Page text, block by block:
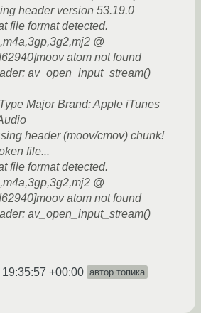
header version 53.19.0
file format detected.
@
atom not found
av_open_input_stream()
Major Brand: Apple iTunes
header (moov/cmov) chunk!
file...
file format detected.
@
atom not found
av_open_input_stream()
+00:00 автор топика